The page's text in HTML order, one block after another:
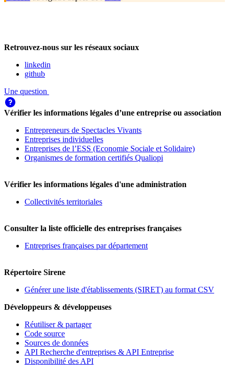
Retrouvez-nous sur les réseaux sociaux
linkedin
github
Une question
Vérifier les informations légales d’une entreprise ou association
Entrepreneurs de Spectacles Vivants
Entreprises individuelles
Entreprises de l’ESS (Economie Sociale et Solidaire)
Organismes de formation certifiés Qualiopi
Vérifier les informations légales d'une administration
Collectivités territoriales
Consulter la liste officielle des entreprises françaises
Entreprises françaises par département
Répertoire Sirene
Générer une liste d'établissements (SIRET) au format CSV
Développeurs & développeuses
Réutiliser & partager
Code source
Sources de données
API Recherche d'entreprises & API Entreprise
Disponibilité des API